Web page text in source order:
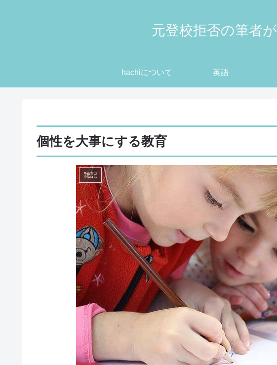
元登校拒否の筆者
hachiについて 英語
個性を大事にする教育
雑記